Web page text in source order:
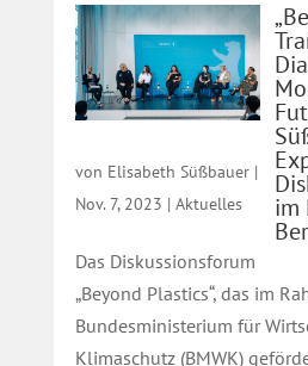
im
von Elisabeth Süßbauer|
Nov. 7, 2023 | Aktuelles
Das Diskussionsforum
„Beyond Plastics“, das im
Bundesministerium für
Klimaschutz (BMWK)